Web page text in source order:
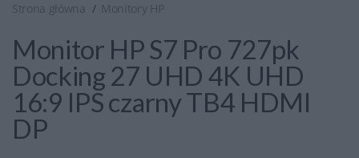
Strona główna Monitory HP
Monitor HP S7 Pro 727pk
Docking 27 UHD 4K UHD
16:9 IPS czarny TB4 HDMI
DP